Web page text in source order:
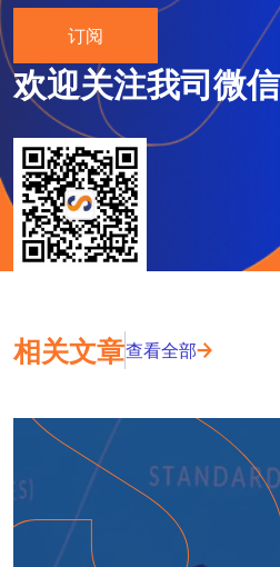
订阅
欢迎关注我司微
相关文章查看全部